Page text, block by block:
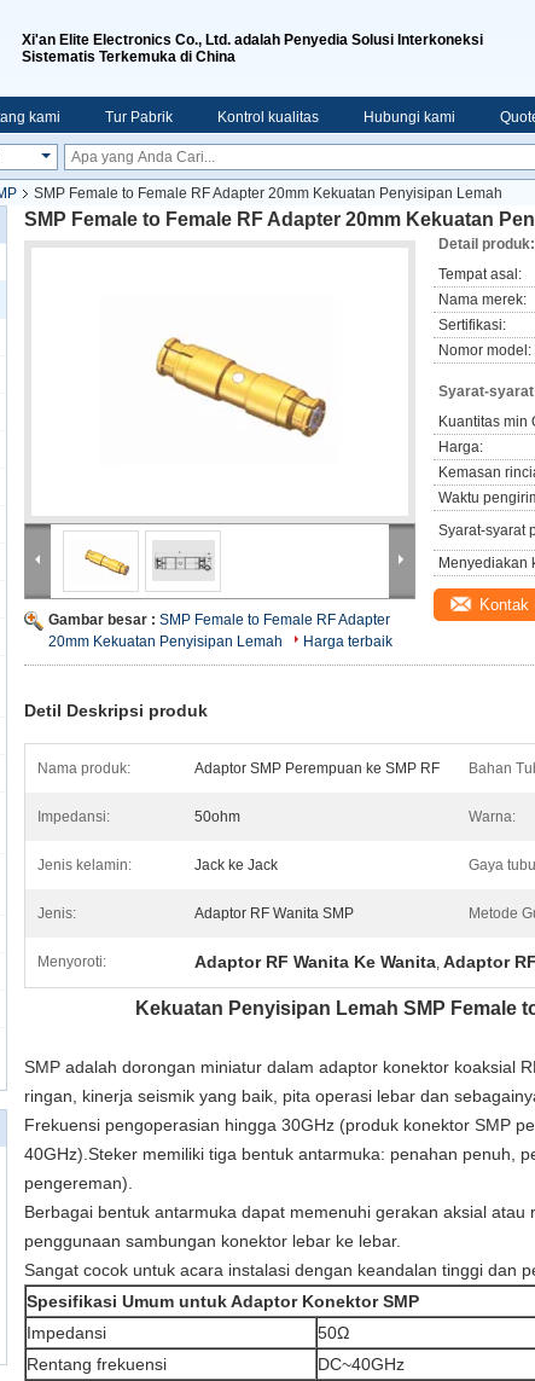
Xi'an Elite Electronics Co., Ltd. adalah Penyedia Solusi Interkoneksi
Sistematis Terkemuka di China
kami Tur Pabrik Kontrol kualitas Hubungi kami
SMP Female to Female RF Adapter 20mm Kekuatan Penyisipan Lemah
SMP Female to Female RF Adapter 20mm Kekuatan
Gambar besar : SMP Female to Female RF Adapter
20mm Kekuatan Penyisipan Lemah
Harga terbaik
Detail produk:
Tempat asal:
Nama merek:
Sertifikasi:
Nomor model:
Syarat-
Kuantitas min
Harga:
Kemasan
Waktu
Syarat-syarat
Menyediakan
Kontak
Detil Deskripsi produk
Nama produk: Adaptor SMP Perempuan ke SMP RF Bahan
Impedansi: 50ohm Warna:
Jenis kelamin: Jack ke Jack Gaya
Jenis: Adaptor RF Wanita SMP Metode
Menyoroti: Adaptor RF Wanita Ke Wanita, Adaptor
Kekuatan Penyisipan Lemah SMP Female
SMP adalah dorongan miniatur dalam adaptor konektor koaksial
ringan, kinerja seismik yang baik, pita operasi lebar dan
Frekuensi pengoperasian hingga 30GHz (produk konektor SMP
40GHz).Steker memiliki tiga bentuk antarmuka: penahan penuh,
pengereman).
Berbagai bentuk antarmuka dapat memenuhi gerakan aksial
penggunaan sambungan konektor lebar ke lebar.
Sangat cocok untuk acara instalasi dengan keandalan tinggi dan
Spesifikasi Umum untuk Adaptor Konektor SMP
Impedansi
50Ω
Rentang frekuensi
DC~40GHz